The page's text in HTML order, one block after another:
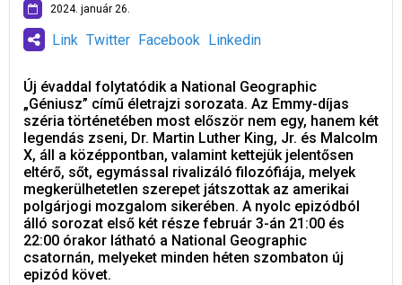
2024. január 26.
Link Twitter Facebook Linkedin
Új évaddal folytatódik a National Geographic
„Géniusz” című életrajzi sorozata. Az Emmy-díjas
széria történetében most először nem egy, hanem két
legendás zseni, Dr. Martin Luther King, Jr. és Malcolm
X, áll a középpontban, valamint kettejük jelentősen
eltérő, sőt, egymással rivalizáló filozófiája, melyek
megkerülhetetlen szerepet játszottak az amerikai
polgárjogi mozgalom sikerében. A nyolc epizódból
álló sorozat első két része február 3-án 21:00 és
22:00 órakor látható a National Geographic
csatornán, melyeket minden héten szombaton új
epizód követ.